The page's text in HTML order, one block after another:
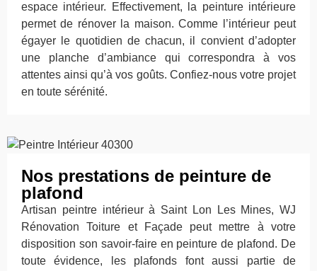
espace intérieur. Effectivement, la peinture intérieure
permet de rénover la maison. Comme l’intérieur peut
égayer le quotidien de chacun, il convient d’adopter
une planche d’ambiance qui correspondra à vos
attentes ainsi qu’à vos goûts. Confiez-nous votre projet
en toute sérénité.
Nos prestations de peinture de
plafond
Artisan peintre intérieur à Saint Lon Les Mines, WJ
Rénovation Toiture et Façade peut mettre à votre
disposition son savoir-faire en peinture de plafond. De
toute évidence, les plafonds font aussi partie de